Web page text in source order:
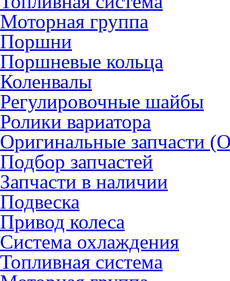
Моторная группа
Поршни
Поршневые кольца
Коленвалы
Регулировочные шайбы
Ролики вариатора
Оригинальные запчасти
Подбор запчастей
Запчасти в наличии
Подвеска
Привод колеса
Система охлаждения
Топливная система